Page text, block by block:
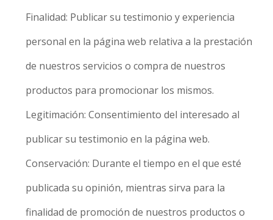
Finalidad: Publicar su testimonio y experiencia
personal en la página web relativa a la prestación
de nuestros servicios o compra de nuestros
productos para promocionar los mismos.
Legitimación: Consentimiento del interesado al
publicar su testimonio en la página web.
Conservación: Durante el tiempo en el que esté
publicada su opinión, mientras sirva para la
finalidad de promoción de nuestros productos o